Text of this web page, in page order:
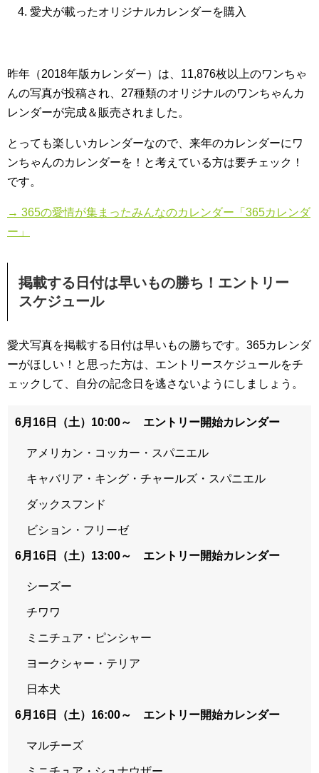
愛犬が載ったオリジナルカレンダーを購入
昨年（2018年版カレンダー）は、11,876枚以上のワンちゃ
んの写真が投稿され、27種類のオリジナルのワンちゃんカ
レンダーが完成＆販売されました。
とっても楽しいカレンダーなので、来年のカレンダーにワ
ンちゃんのカレンダーを！と考えている方は要チェック！
です。
→ 365の愛情が集まったみんなのカレンダー「365カレンダ
ー」
掲載する日付は早いもの勝ち！エントリー
スケジュール
愛犬写真を掲載する日付は早いもの勝ちです。365カレンダ
ーがほしい！と思った方は、エントリースケジュールをチ
ェックして、自分の記念日を逃さないようにしましょう。
6月16日（土）10:00～ エントリー開始カレンダー
アメリカン・コッカー・スパニエル
キャバリア・キング・チャールズ・スパニエル
ダックスフンド
ビション・フリーゼ
6月16日（土）13:00～ エントリー開始カレンダー
シーズー
チワワ
ミニチュア・ピンシャー
ヨークシャー・テリア
日本犬
6月16日（土）16:00～ エントリー開始カレンダー
マルチーズ